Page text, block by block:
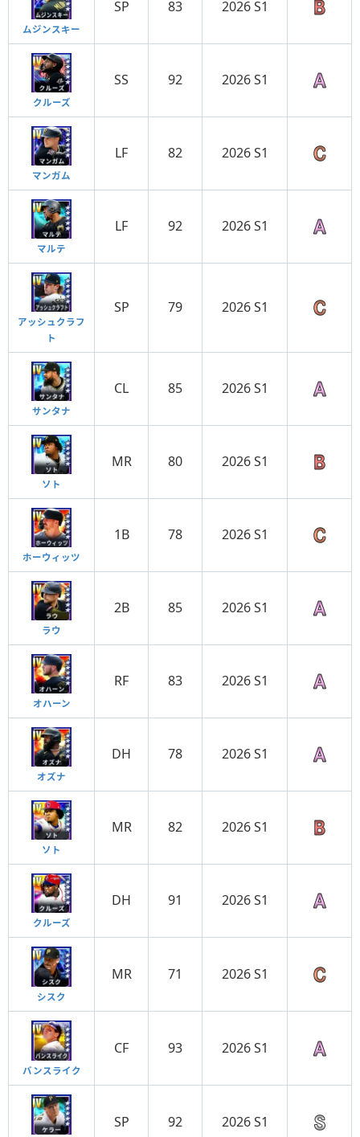
ムジンスキー
SP 83 2026 S1
クルーズ
SS 92 2026 S1
マンガム
LF 82 2026 S1
マルテ
LF 92 2026 S1
アッシュクラフ
ト
SP 79 2026 S1
サンタナ
CL 85 2026 S1
ソト
MR 80 2026 S1
ホーウィッツ
1B 78 2026 S1
ラウ
2B 85 2026 S1
オハーン
RF 83 2026 S1
オズナ
DH 78 2026 S1
ソト
MR 82 2026 S1
クルーズ
DH 91 2026 S1
シスク
MR 71 2026 S1
バンスライク
CF 93 2026 S1
SP 92 2026 S1